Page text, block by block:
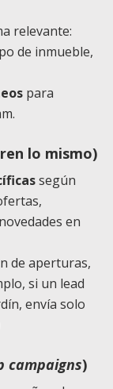
relevante:
de inmueble,
para
lo mismo)
según
en
de aperturas,
si un lead
envía solo
campaigns)